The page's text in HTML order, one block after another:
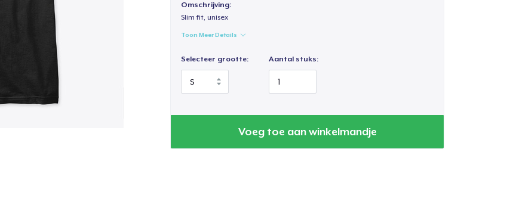
Omschrijving:
Slim fit, unisex
Toon Meer Details
Selecteer grootte: Aantal stuks:
Voeg toe aan winkelmandje